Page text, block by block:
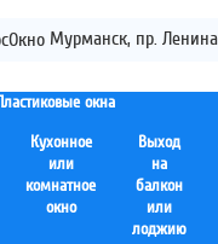
Мурманск, пр.
окна
Кухонное
или
комнатное
окно
Выход
на
балкон
или
лоджию